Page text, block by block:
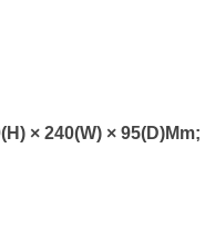
× 240(W) × 95(D)mm;